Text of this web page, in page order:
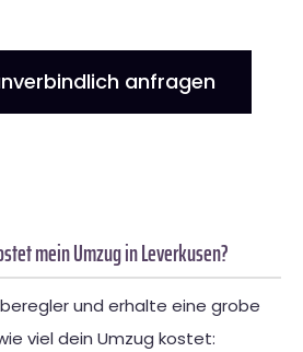
anfragen
mein Umzug in Leverkusen?
und erhalte eine grobe
viel dein Umzug kostet: